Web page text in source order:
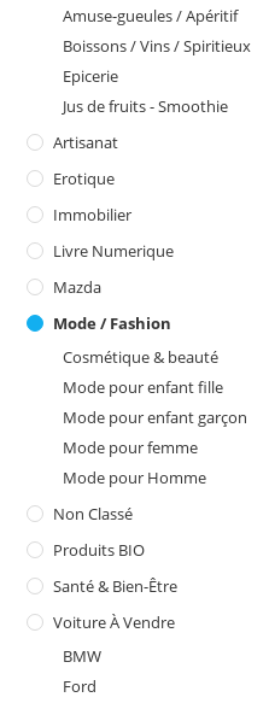
Amuse-gueules / Apéritif
Boissons / Vins / Spiritieux
Epicerie
Jus de fruits - Smoothie
Artisanat
Erotique
Immobilier
Livre Numerique
Mazda
Mode / Fashion
Cosmétique & beauté
Mode pour enfant fille
Mode pour enfant garçon
Mode pour femme
Mode pour Homme
Non Classé
Produits BIO
Santé & Bien-Être
Voiture À Vendre
BMW
Ford